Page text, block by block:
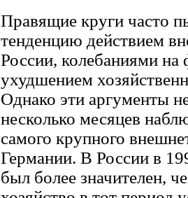
Правящие круги часто
тенденцию действием
России, колебаниями
ухудшением
Однако эти аргументы
несколько месяцев
самого крупного
Германии. В России в
был более значителен,